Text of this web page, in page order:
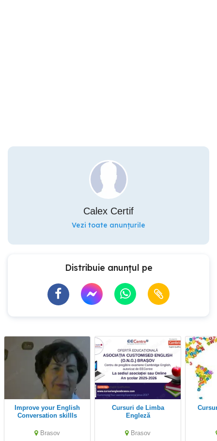
Calex Certif
Vezi toate anunțurile
Distribuie anunțul pe
Improve your English
Conversation skillls
free
Brasov
Cursuri de Limba
Engleză
Brasov